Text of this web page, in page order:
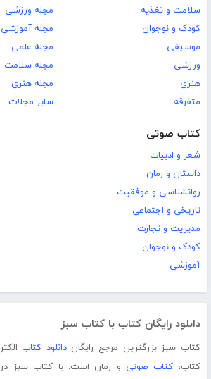
سلامت و تغذیه
کودک و نوجوان
موسیقی
ورزشی
هنری
متفرقه
مجله ورزشی
مجله آموزشی
مجله علمی
مجله سلامت
مجله هنری
سایر مجلات
کتاب صوتی
شعر و ادبیات
داستان و رمان
روانشناسی و موفقیت
تاریخی و اجتماعی
مدیریت و تجارت
کودک و نوجوان
آموزشی
دانلود رایگان کتاب با کتاب سبز
کتاب سبز بزرگترین مرجع رایگاندانلود کتاب
کتاب،کتاب صوتی و رمان است. با کتاب سبز